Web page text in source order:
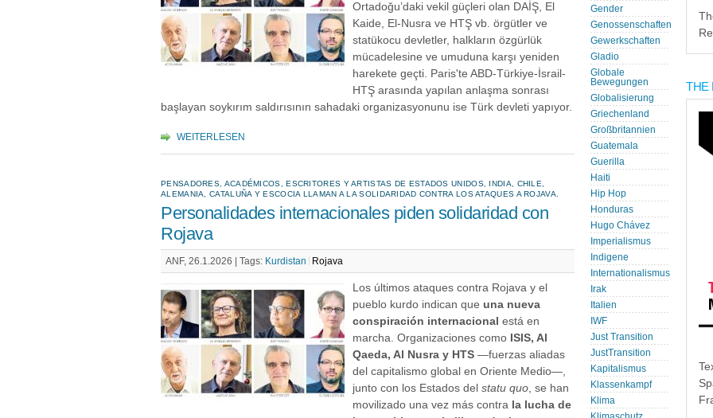
Ortadoğu’daki vekil güçleri olan DAİŞ, El
Kaide, El-Nusra ve HTŞ vb. örgütler ve
statükocu devletler, halkların özgürlük
mücadelesine ve umuduna karşı yeniden
harekete geçti. Paris'te ABD-Türkiye-İsrail-
HTŞ arasında yapılan anlaşma sonrası
başlayan soykırım saldırısının sahadaki organizasyonunu ise Türk devleti yapıyor.
WEITERLESEN
PENSADORES, ACADÉMICOS, ESCRITORES Y ARTISTAS DE ESTADOS UNIDOS, INDIA, CHILE,
ALEMANIA, CATALUÑA Y ESCOCIA LLAMAN A LA SOLIDARIDAD CONTRA LOS ATAQUES A ROJAVA.
Personalidades internacionales piden solidaridad con
Rojava
ANF, 26.1.2026 | Tags: Kurdistan Rojava
Los últimos ataques contra Rojava y el
pueblo kurdo indican que una nueva
conspiración internacional está en
marcha. Organizaciones como ISIS, Al
Qaeda, Al Nusra y HTS —fuerzas aliadas
del capitalismo global en Oriente Medio—,
junto con los Estados del statu quo, se han
movilizado una vez más contra la lucha de
Gender
Genossenschaften
Gewerkschaften
Gladio
Globale
Bewegungen
Globalisierung
Griechenland
Großbritannien
Guatemala
Guerilla
Haiti
Hip Hop
Honduras
Hugo Chávez
Imperialismus
Indigene
Internationalismus
Irak
Italien
IWF
Just Transition
JustTransition
Kapitalismus
Klassenkampf
Klima
THE